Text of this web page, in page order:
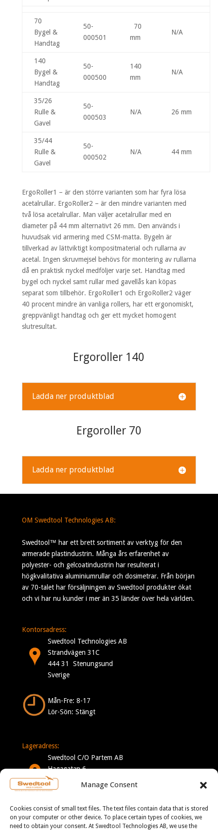
Manage Consent
Cookies consist of small text files. The text files contain data that is stored
on your computer or other device. To place certain types of cookies, we
need to obtain your consent. At Swedtool Technologies AB, we use the
70
Bygel &
Handtag
50-
000501
70
mm
N/A
140
Bygel &
Handtag
50-
000500
140
mm
N/A
35/26
Rulle &
Gavel
50-
000503
N/A 26 mm
35/44
Rulle &
Gavel
50-
000502
N/A 44 mm
ErgoRoller1 – är den större varianten som har fyra lösa
acetalrullar. ErgoRoller2 – är den mindre varianten med
två lösa acetalrullar. Man väljer acetalrullar med en
diameter på 44 mm alternativt 26 mm. Den används i
huvudsak vid armering med CSM-matta. Bygeln är
tillverkad av lättviktigt kompositmaterial och rullarna av
acetal. Ingen skruvmejsel behövs för montering av rullarna
då en praktisk nyckel medföljer varje set. Handtag med
bygel och nyckel samt rullar med gavellås kan köpas
separat som tillbehör. ErgoRoller1 och ErgoRoller2 väger
40 procent mindre än vanliga rollers, har ett ergonomiskt,
greppvänligt handtag och ger ett mycket homogent
slutresultat.
Ergoroller 140
Ladda ner produktblad
Ergoroller 70
Ladda ner produktblad
OM Swedtool Technologies AB:
Swedtool™ har ett brett sortiment av verktyg för den
armerade plastindustrin. Många års erfarenhet av
polyester- och gelcoatindustrin har resulterat i
högkvalitativa aluminiumrullar och dosimetrar. Från början
av 70-talet har försäljningen av Swedtool produkter ökat
och vi har nu kunder i mer än 35 länder över hela världen.
Kontorsadress:
Swedtool Technologies AB
Strandvägen 31C
444 31 Stenungsund
Sverige
Mån-Fre: 8-17
Lör-Sön: Stängt
Lageradress:
Swedtool C/O Partem AB
Hagagatan 6
332 35 Gislaved
Sverige
Mån-Tor: 7-16
Fre: 7-13